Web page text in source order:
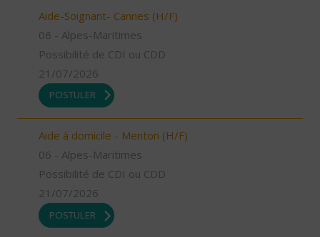
Aide-Soignant- Cannes (H/F)
06 - Alpes-Maritimes
Possibilité de CDI ou CDD
21/07/2026
POSTULER
Aide à domicile - Menton (H/F)
06 - Alpes-Maritimes
Possibilité de CDI ou CDD
21/07/2026
POSTULER